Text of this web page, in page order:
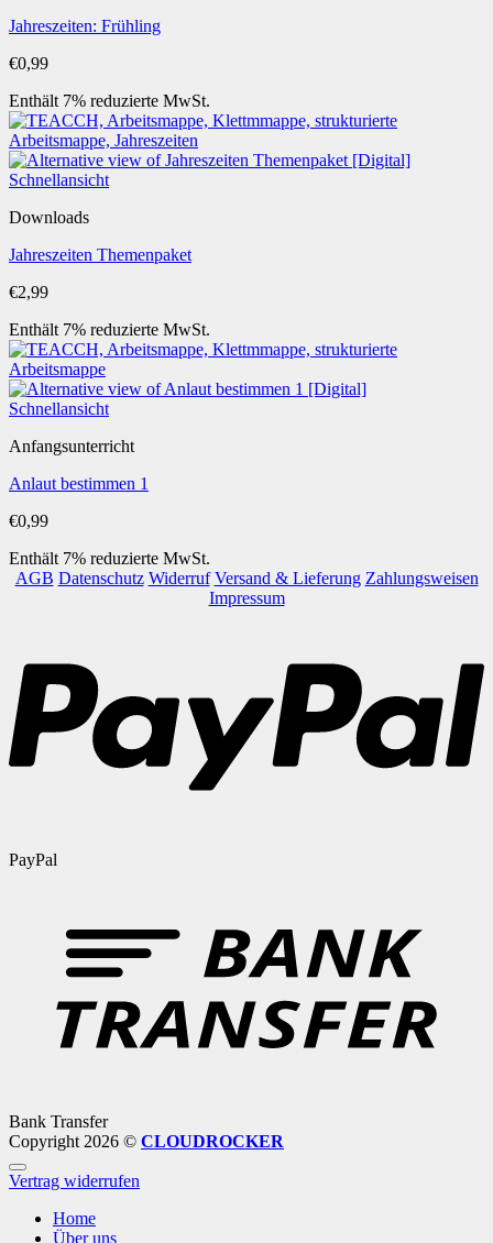
Jahreszeiten: Frühling
€0,99
Enthält 7% reduzierte MwSt.
Schnellansicht
Downloads
Jahreszeiten Themenpaket
€2,99
Enthält 7% reduzierte MwSt.
Schnellansicht
Anfangsunterricht
Anlaut bestimmen 1
€0,99
Enthält 7% reduzierte MwSt.
AGB Datenschutz Widerruf Versand & Lieferung Zahlungsweisen
Impressum
PayPal
Bank Transfer
Copyright 2026 © CLOUDROCKER
Vertrag widerrufen
Home
Über uns